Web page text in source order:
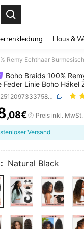
Haus &
Boho Braids 100%
Feder Linie Boho Häkel
unsichtbar für
Häkel
SKU: sb251209733375817154
AND
,08€ Preis inkl.
Versand
Natural Black